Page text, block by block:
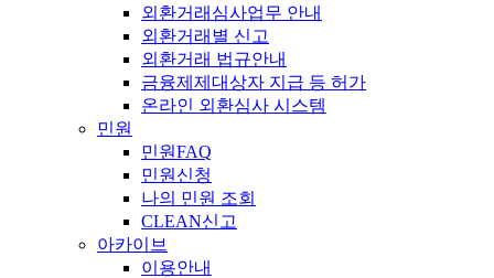
외환거래심사업무 안내
외환거래별 신고
외환거래 법규안내
금융제제대상자 지급 등 허가
온라인 외환심사 시스템
민원
민원FAQ
민원신청
나의 민원 조회
CLEAN신고
아카이브
이용안내